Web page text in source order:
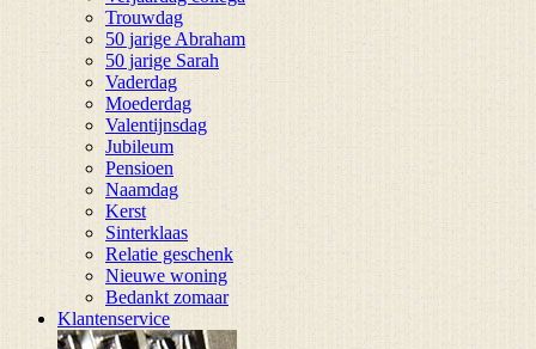
Trouwdag
50 jarige Abraham
50 jarige Sarah
Vaderdag
Moederdag
Valentijnsdag
Jubileum
Pensioen
Naamdag
Kerst
Sinterklaas
Relatie geschenk
Nieuwe woning
Bedankt zomaar
Klantenservice